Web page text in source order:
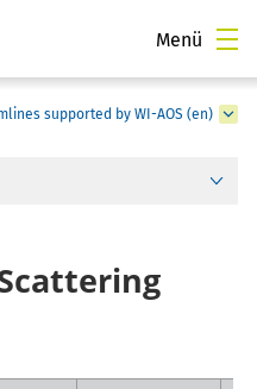
Menü
supported by WI-AOS (en)